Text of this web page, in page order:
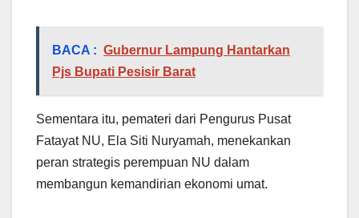
BACA : Gubernur Lampung Hantarkan
Pjs Bupati Pesisir Barat
Sementara itu, pemateri dari Pengurus Pusat
Fatayat NU, Ela Siti Nuryamah, menekankan
peran strategis perempuan NU dalam
membangun kemandirian ekonomi umat.